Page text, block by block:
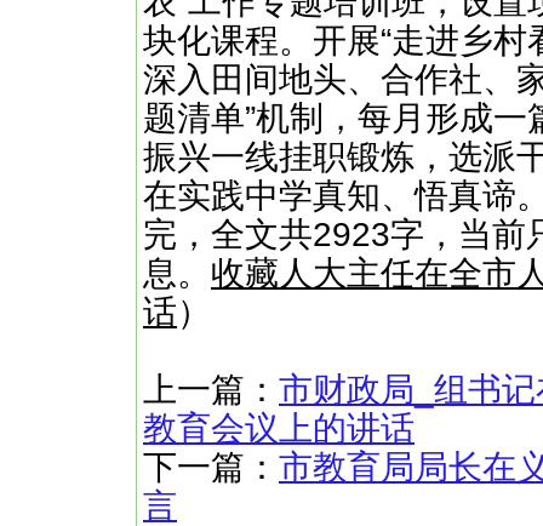
块化课程。开展“走进乡
深入田间地头、合作社、
题清单”机制，每月形成
振兴一线挂职锻炼，选派
在实践中学真知、悟真
完，全文共2923字，当前
息。 收藏人大主任在全市
话）
上一篇： 市财政局_组书记
教育会议上的讲话
下一篇： 市教育局局长在
言